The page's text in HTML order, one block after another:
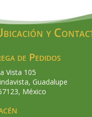
y
de Pedidos
Vista 105
Guadalupe
México